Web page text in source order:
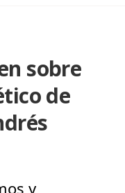
sobre
de
y